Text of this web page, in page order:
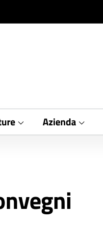
Azienda